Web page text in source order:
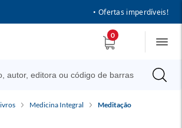
• Ofertas imperdíveis!
0
Medicina Integral Meditação